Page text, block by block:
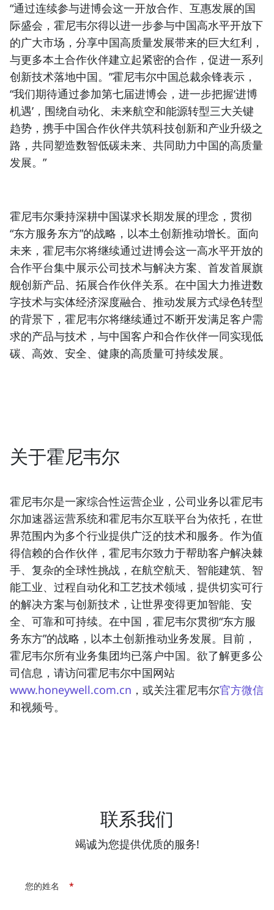
“通过连续参与进博会这一开放合作、互惠发展的国
际盛会，霍尼韦尔得以进一步参与中国高水平开放下
的广大市场，分享中国高质量发展带来的巨大红利，
与更多本土合作伙伴建立起紧密的合作，促进一系列
创新技术落地中国。”霍尼韦尔中国总裁余锋表示，
“我们期待通过参加第七届进博会，进一步把握‘进博
机遇’，围绕自动化、未来航空和能源转型三大关键
趋势，携手中国合作伙伴共筑科技创新和产业升级之
路，共同塑造数智低碳未来、共同助力中国的高质量
发展。”
霍尼韦尔秉持深耕中国谋求长期发展的理念，贯彻
“东方服务东方”的战略，以本土创新推动增长。面向
未来，霍尼韦尔将继续通过进博会这一高水平开放的
合作平台集中展示公司技术与解决方案、首发首展旗
舰创新产品、拓展合作伙伴关系。在中国大力推进数
字技术与实体经济深度融合、推动发展方式绿色转型
的背景下，霍尼韦尔将继续通过不断开发满足客户需
求的产品与技术，与中国客户和合作伙伴一同实现低
碳、高效、安全、健康的高质量可持续发展。
关于霍尼韦尔
霍尼韦尔是一家综合性运营企业，公司业务以霍尼韦
尔加速器运营系统和霍尼韦尔互联平台为依托，在世
界范围内为多个行业提供广泛的技术和服务。作为值
得信赖的合作伙伴，霍尼韦尔致力于帮助客户解决棘
手、复杂的全球性挑战，在航空航天、智能建筑、智
能工业、过程自动化和工艺技术领域，提供切实可行
的解决方案与创新技术，让世界变得更加智能、安
全、可靠和可持续。在中国，霍尼韦尔贯彻“东方服
务东方”的战略，以本土创新推动业务发展。目前，
霍尼韦尔所有业务集团均已落户中国。欲了解更多公
司信息，请访问霍尼韦尔中国网站
www.honeywell.com.cn ，或关注霍尼韦尔官方微信
和视频号。
联系我们
竭诚为您提供优质的服务!
*
您的姓名